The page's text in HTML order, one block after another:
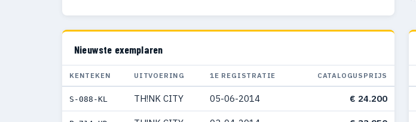
Nieuwste exemplaren
KENTEKEN UITVOERING 1E REGISTRATIE CATALOGUSPRIJS
S-088-KL TH!NK CITY 05-06-2014 € 24.200